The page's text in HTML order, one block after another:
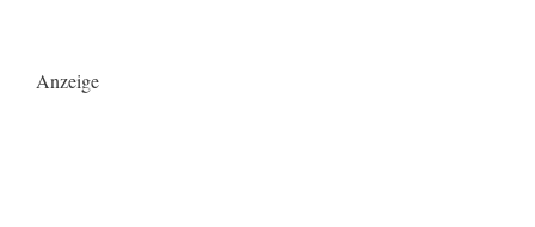
Anzeige